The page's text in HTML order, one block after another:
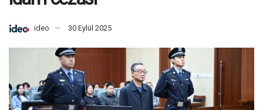
ideo 30 Eylül 2025